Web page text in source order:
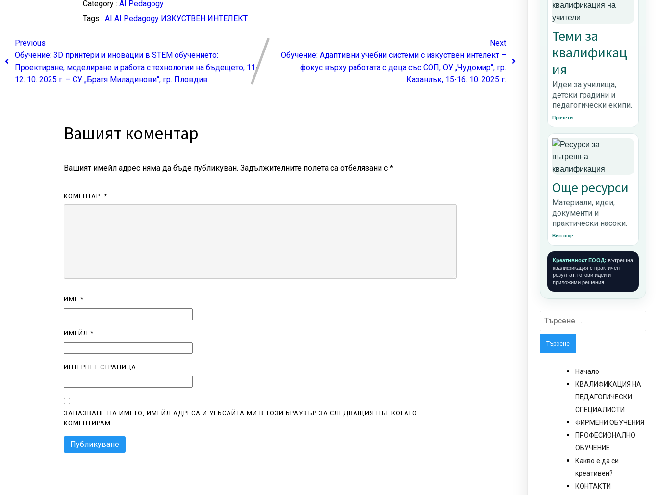
Category : AI Pedagogy
Tags : AIAI Pedagogy ИЗКУСТВЕН ИНТЕЛЕКТ
Previous
Обучение: 3D принтери и иновации в STEM обучението:
Проектиране, моделиране и работа с технологии на бъдещето, 11-
12. 10. 2025 г. – СУ „Братя Миладинови“, гр. Пловдив
Next
Обучение: Адаптивни учебни системи с изкуствен интелект –
фокус върху работата с деца със СОП, ОУ „Чудомир“, гр.
Казанлък, 15-16. 10. 2025 г.
Вашият коментар
Вашият имейл адрес няма да бъде публикуван. Задължителните полета са отбелязани с*
КОМЕНТАР:*
ИМЕ*
ИМЕЙЛ*
ИНТЕРНЕТ СТРАНИЦА
ЗАПАЗВАНЕ НА ИМЕТО, ИМЕЙЛ АДРЕСА И УЕБСАЙТА МИ В ТОЗИ БРАУЗЪР ЗА СЛЕДВАЩИЯ ПЪТ КОГАТО
КОМЕНТИРАМ.
Теми за
квалификац
ия
Идеи за училища,
детски градини и
педагогически екипи.
Прочети
Още ресурси
Материали, идеи,
документи и
практически насоки.
Виж още
Креативност ЕООД: вътрешна
квалификация с практичен
резултат, готови идеи и
приложими решения.
Търсене
Начало
КВАЛИФИКАЦИЯ НА
ПЕДАГОГИЧЕСКИ
СПЕЦИАЛИСТИ
ФИРМЕНИ ОБУЧЕНИЯ
ПРОФЕСИОНАЛНО
ОБУЧЕНИЕ
Какво е да си
креативен?
КОНТАКТИ